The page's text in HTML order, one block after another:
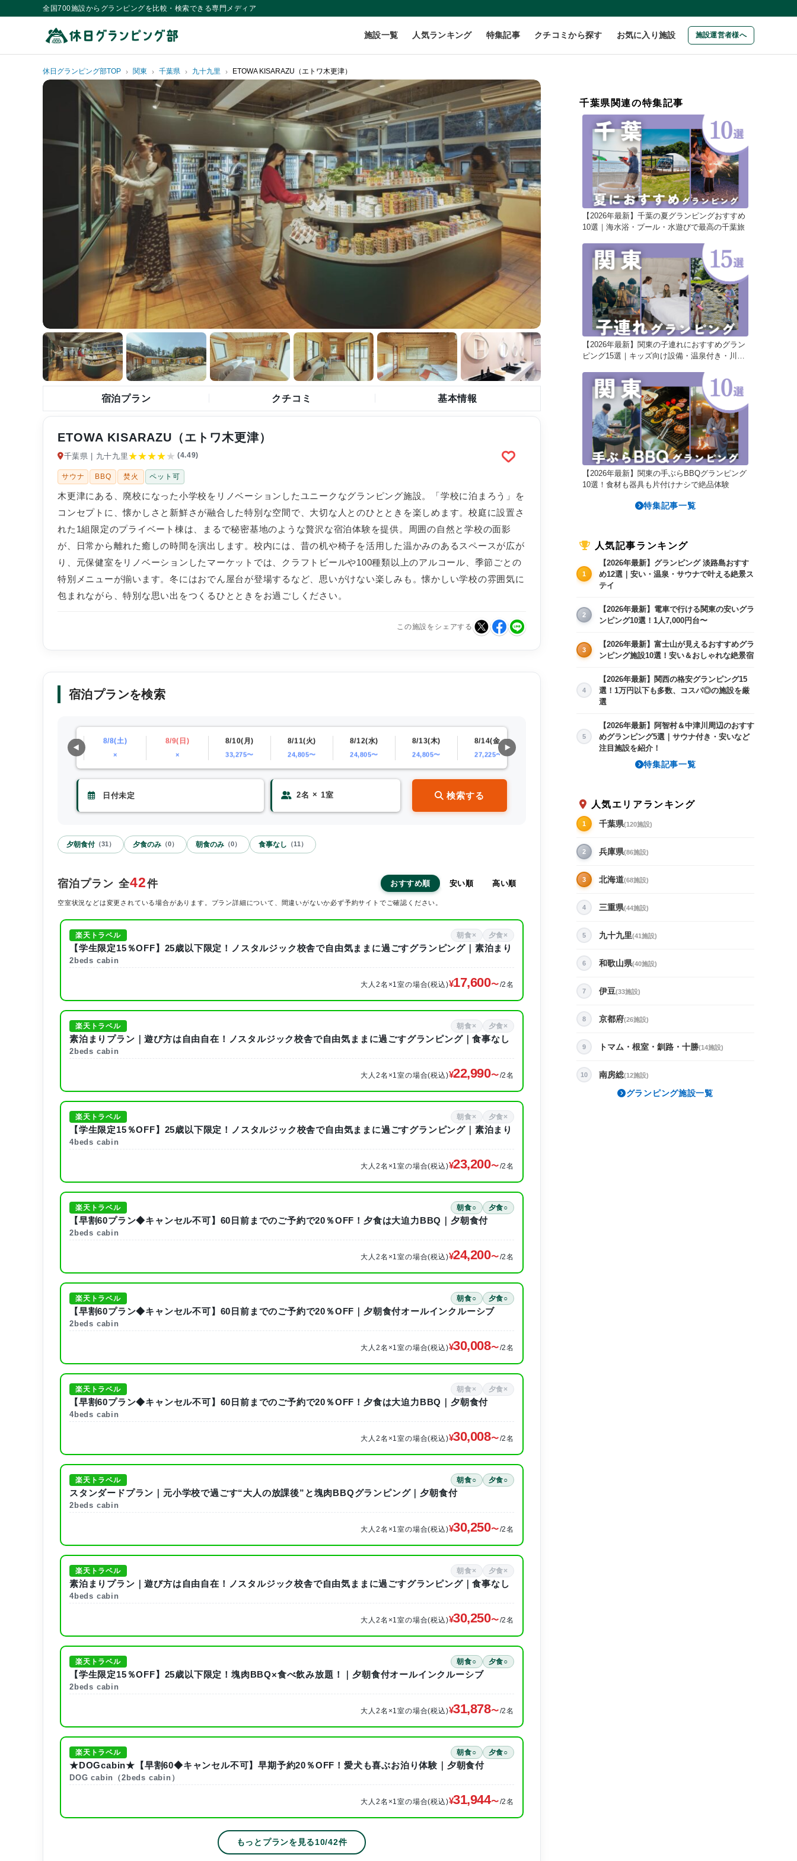
全国700施設からグランピングを比較・検索できる専門メディア
施設一覧 人気ランキング 特集記事 クチコミから探す お気に入り施設 施設運営者様へ
休日グランピング部TOP 関東 千葉県 九十九里 ETOWA KISARAZU（エトワ木更津）
宿泊プラン クチコミ 基本情報
ETOWA KISARAZU（エトワ木更津）
千葉県 | 九十九里 ★★★★★ (4.49)
サウナ BBQ 焚火 ペット可
木更津にある、廃校になった小学校をリノベーションしたユニークなグランピング施設。「学校に泊まろう」を
コンセプトに、懐かしさと新鮮さが融合した特別な空間で、大切な人とのひとときを楽しめます。校庭に設置さ
れた1組限定のプライベート棟は、まるで秘密基地のような贅沢な宿泊体験を提供。周囲の自然と学校の面影
が、日常から離れた癒しの時間を演出します。校内には、昔の机や椅子を活用した温かみのあるスペースが広が
り、元保健室をリノベーションしたマーケットでは、クラフトビールや100種類以上のアルコール、季節ごとの
特別メニューが揃います。冬にはおでん屋台が登場するなど、思いがけない楽しみも。懐かしい学校の雰囲気に
包まれながら、特別な思い出をつくるひとときをお過ごしください。
この施設をシェアする
宿泊プランを検索
8/8(土)
×
8/9(日)
×
8/10(月)
33,275〜
8/11(火)
24,805〜
8/12(水)
24,805〜
8/13(木)
24,805〜
8/14(金)
27,225〜
8/16(日) 8/17(月) 8/18(火)
2名 × 1室 検索する
夕朝食付（31） 夕食のみ （0） 朝食のみ （0） 食事なし （11）
宿泊プラン 全42件 おすすめ順 安い順 高い順
空室状況などは変更されている場合があります。プラン詳細について、間違いがないか必ず予約サイトでご確認ください。
楽天トラベル 朝食× 夕食×
【学生限定15％OFF】25歳以下限定！ノスタルジック校舎で自由気ままに過ごすグランピング｜素泊まり
2beds cabin
大人2名×1室の場合(税込) 17,600 /2名
楽天トラベル 朝食× 夕食×
素泊まりプラン｜遊び方は自由自在！ノスタルジック校舎で自由気ままに過ごすグランピング｜食事なし
2beds cabin
大人2名×1室の場合(税込) 22,990 /2名
楽天トラベル 朝食× 夕食×
【学生限定15％OFF】25歳以下限定！ノスタルジック校舎で自由気ままに過ごすグランピング｜素泊まり
4beds cabin
大人2名×1室の場合(税込) 23,200 /2名
楽天トラベル 朝食○ 夕食○
【早割60プラン◆キャンセル不可】60日前までのご予約で20％OFF！夕食は大迫力BBQ｜夕朝食付
2beds cabin
大人2名×1室の場合(税込) 24,200 /2名
楽天トラベル 朝食○ 夕食○
【早割60プラン◆キャンセル不可】60日前までのご予約で20％OFF｜夕朝食付オールインクルーシブ
2beds cabin
大人2名×1室の場合(税込) 30,008 /2名
楽天トラベル 朝食× 夕食×
【早割60プラン◆キャンセル不可】60日前までのご予約で20％OFF！夕食は大迫力BBQ｜夕朝食付
4beds cabin
大人2名×1室の場合(税込) 30,008 /2名
楽天トラベル 朝食○ 夕食○
スタンダードプラン｜元小学校で過ごす“大人の放課後”と塊肉BBQグランピング｜夕朝食付
2beds cabin
大人2名×1室の場合(税込) 30,250 /2名
楽天トラベル 朝食× 夕食×
素泊まりプラン｜遊び方は自由自在！ノスタルジック校舎で自由気ままに過ごすグランピング｜食事なし
4beds cabin
大人2名×1室の場合(税込) 30,250 /2名
楽天トラベル 朝食○ 夕食○
【学生限定15％OFF】25歳以下限定！塊肉BBQ×食べ飲み放題！｜夕朝食付オールインクルーシブ
2beds cabin
大人2名×1室の場合(税込) 31,878 /2名
楽天トラベル 朝食○ 夕食○
★DOGcabin★【早割60◆キャンセル不可】早期予約20％OFF！愛犬も喜ぶお泊り体験｜夕朝食付
DOG cabin（2beds cabin）
大人2名×1室の場合(税込) 31,944 /2名
もっとプランを見る10/42件
千葉県関連の特集記事
【2026年最新】千葉の夏グランピングおすすめ
10選｜海水浴・プール・水遊びで最高の千葉旅
【2026年最新】関東の子連れにおすすめグラン
ピング15選｜キッズ向け設備・温泉付き・川遊
【2026年最新】関東の手ぶらBBQグランピング
10選！食材も器具も片付けナシで絶品体験
特集記事一覧
人気記事ランキング
1
【2026年最新】グランピング 淡路島おすす
め12選｜安い・温泉・サウナで叶える絶景ス
テイ
2
【2026年最新】電車で行ける関東の安いグラ
ンピング10選！1人7,000円台〜
3
【2026年最新】富士山が見えるおすすめグラ
ンピング施設10選！安い＆おしゃれな絶景宿
4
【2026年最新】関西の格安グランピング15
選！1万円以下も多数、コスパ◎の施設を厳
選
5
【2026年最新】阿智村＆中津川周辺のおすす
めグランピング5選｜サウナ付き・安いなど
注目施設を紹介！
特集記事一覧
人気エリアランキング
1 千葉県(120施設)
2 兵庫県(86施設)
3 北海道(68施設)
4 三重県(44施設)
5 九十九里(41施設)
6 和歌山県(40施設)
7 伊豆(33施設)
8 京都府(26施設)
9 トマム・根室・釧路・十勝(14施設)
10 南房総(12施設)
グランピング施設一覧